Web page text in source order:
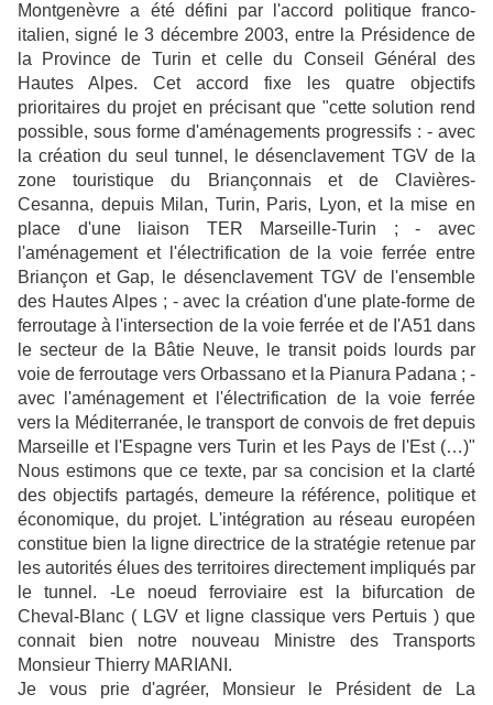
Montgenèvre a été défini par l'accord politique franco-
italien, signé le 3 décembre 2003, entre la Présidence de
la Province de Turin et celle du Conseil Général des
Hautes Alpes. Cet accord fixe les quatre objectifs
prioritaires du projet en précisant que "cette solution rend
possible, sous forme d'aménagements progressifs : - avec
la création du seul tunnel, le désenclavement TGV de la
zone touristique du Briançonnais et de Clavières-
Cesanna, depuis Milan, Turin, Paris, Lyon, et la mise en
place d'une liaison TER Marseille-Turin ; - avec
l'aménagement et l'électrification de la voie ferrée entre
Briançon et Gap, le désenclavement TGV de l'ensemble
des Hautes Alpes ; - avec la création d'une plate-forme de
ferroutage à l'intersection de la voie ferrée et de I'A51 dans
le secteur de la Bâtie Neuve, le transit poids lourds par
voie de ferroutage vers Orbassano et la Pianura Padana ; -
avec l'aménagement et l'électrification de la voie ferrée
vers la Méditerranée, le transport de convois de fret depuis
Marseille et l'Espagne vers Turin et les Pays de l'Est (…)"
Nous estimons que ce texte, par sa concision et la clarté
des objectifs partagés, demeure la référence, politique et
économique, du projet. L'intégration au réseau européen
constitue bien la ligne directrice de la stratégie retenue par
les autorités élues des territoires directement impliqués par
le tunnel. -Le noeud ferroviaire est la bifurcation de
Cheval-Blanc ( LGV et ligne classique vers Pertuis ) que
connait bien notre nouveau Ministre des Transports
Monsieur Thierry MARIANI.
Je vous prie d'agréer, Monsieur le Président de La